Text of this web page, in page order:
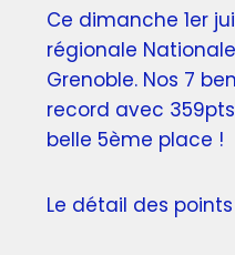
Ce dimanche 1er
régionale
Grenoble. Nos 7
record avec
belle 5ème place !
Le détail des points